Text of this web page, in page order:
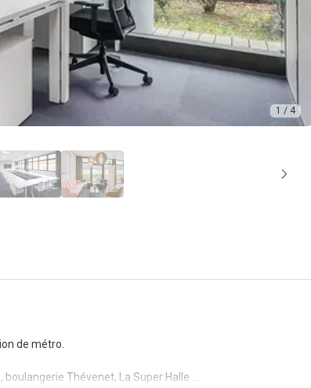
1 / 4
de métro.
Thévenet, La Super Halle ...